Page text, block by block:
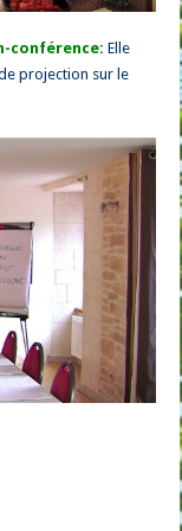
conférence: Elle
projection sur le